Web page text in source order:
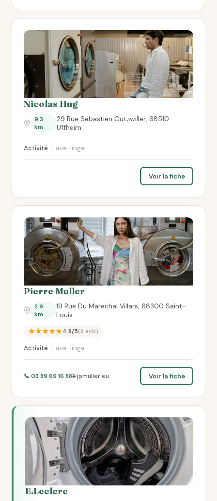
Nicolas Hug
9.3
km
29 Rue Sebastien Gutzwiller, 68510
Uffheim
Activité : Lave-linge
Voir la fiche
Pierre Muller
2.9
km
19 Rue Du Marechal Villars, 68300 Saint-
Louis
★★★★★4.8/5(9 avis)
Activité : Lave-linge
📞 03 89 69 16 88🌐 jpmuller.eu Voir la fiche
E.Leclerc